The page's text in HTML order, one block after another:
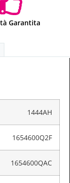
Garantita
1444AH
1654600Q2F
1654600QAC